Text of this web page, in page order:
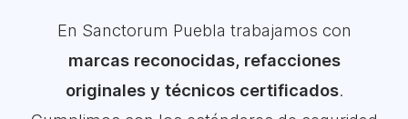
En Sanctorum Puebla trabajamos con
marcas reconocidas, refacciones
originales y técnicos certificados.